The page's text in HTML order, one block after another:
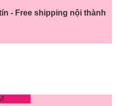
- Free shipping nội thành